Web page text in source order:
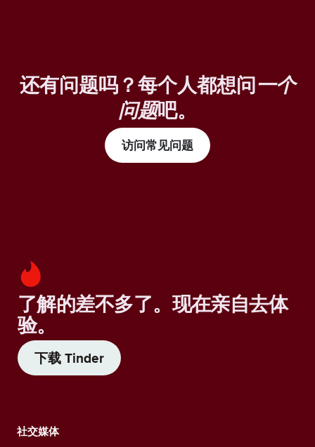
还有问题吗？每个人都想问一个
问题吧。
访问常见问题
了解的差不多了。现在亲自去体
验。
下载 Tinder
社交媒体